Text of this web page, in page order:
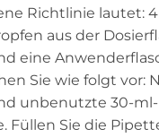
Richtlinie lautet: 4
aus der
eine
Sie wie folgt vor:
unbenutzte 30-ml-
Füllen Sie die